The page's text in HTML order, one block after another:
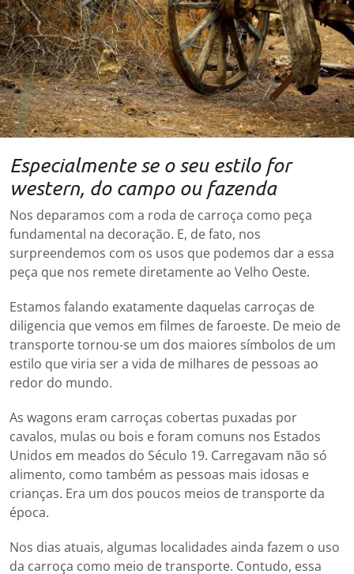
Especialmente se o seu estilo for
western, do campo ou fazenda
Nos deparamos com a roda de carroça como peça
fundamental na decoração. E, de fato, nos
surpreendemos com os usos que podemos dar a essa
peça que nos remete diretamente ao Velho Oeste.
Estamos falando exatamente daquelas carroças de
diligencia que vemos em filmes de faroeste. De meio de
transporte tornou-se um dos maiores símbolos de um
estilo que viria ser a vida de milhares de pessoas ao
redor do mundo.
As wagons eram carroças cobertas puxadas por
cavalos, mulas ou bois e foram comuns nos Estados
Unidos em meados do Século 19. Carregavam não só
alimento, como também as pessoas mais idosas e
crianças. Era um dos poucos meios de transporte da
época.
Nos dias atuais, algumas localidades ainda fazem o uso
da carroça como meio de transporte. Contudo, essa